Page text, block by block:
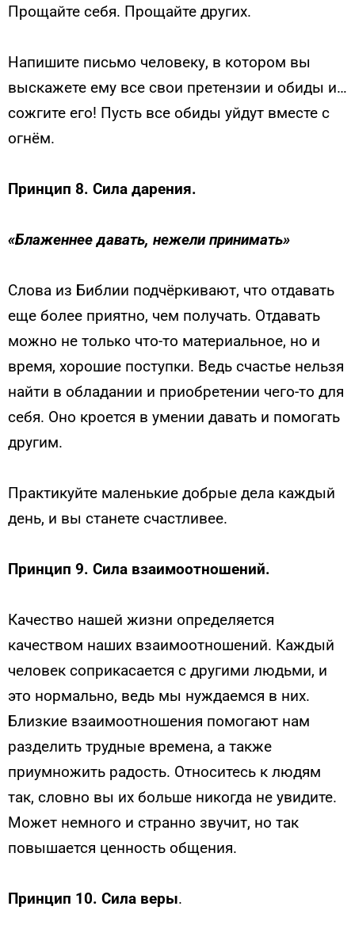
Прощайте себя. Прощайте других.
Напишите письмо человеку, в котором вы
выскажете ему все свои претензии и обиды и…
сожгите его! Пусть все обиды уйдут вместе с
огнём.
Принцип 8. Сила дарения.
«Блаженнее давать, нежели принимать»
Слова из Библии подчёркивают, что отдавать
еще более приятно, чем получать. Отдавать
можно не только что-то материальное, но и
время, хорошие поступки. Ведь счастье нельзя
найти в обладании и приобретении чего-то для
себя. Оно кроется в умении давать и помогать
другим.
Практикуйте маленькие добрые дела каждый
день, и вы станете счастливее.
Принцип 9. Сила взаимоотношений.
Качество нашей жизни определяется
качеством наших взаимоотношений. Каждый
человек соприкасается с другими людьми, и
это нормально, ведь мы нуждаемся в них.
Близкие взаимоотношения помогают нам
разделить трудные времена, а также
приумножить радость. Относитесь к людям
так, словно вы их больше никогда не увидите.
Может немного и странно звучит, но так
повышается ценность общения.
Принцип 10. Сила веры.